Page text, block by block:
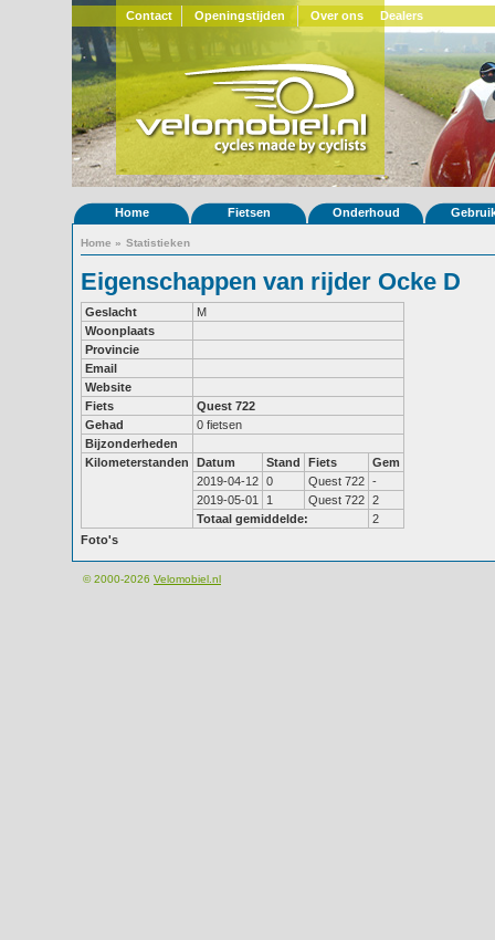
Contact Openingstijden Over ons Dealers
Home Fietsen Onderhoud
Home » Statistieken
Eigenschappen van rijder Ocke D
Geslacht
M
Woonplaats
Provincie
Email
Website
Fiets
Quest 722
Gehad
0 fietsen
Bijzonderheden
Kilometerstanden
Datum Stand Fiets
Gem
2019-04-12 0 Quest 722 -
2019-05-01
1 Quest 722 2
Totaal gemiddelde:
2
Foto's
© 2000-2026 Velomobiel.nl